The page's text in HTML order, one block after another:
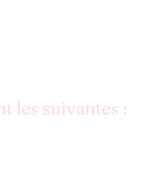
les suivantes :